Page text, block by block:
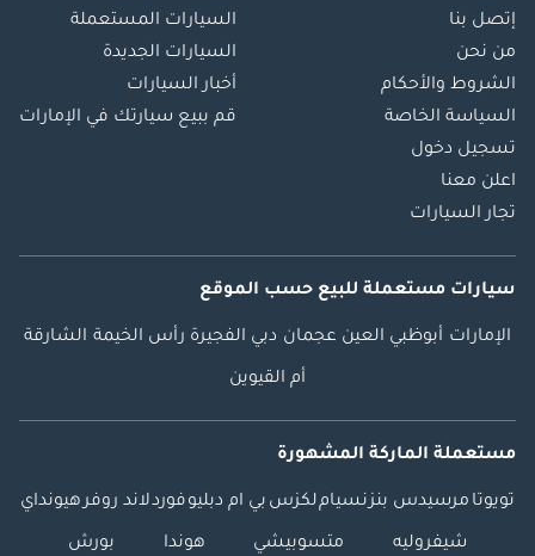
إتصل بنا
من نحن
الشروط والأحكام
السياسة الخاصة
تسجيل دخول
اعلن معنا
تجار السيارات
السيارات المستعملة
السيارات الجديدة
أخبار السيارات
قم ببيع سيارتك في الإمارات
سيارات مستعملة للبيع حسب الموقع
الإمارات أبوظبي العين عجمان دبي الفجيرة رأس الخيمة الشارقة
أم القيوين
مستعملة الماركة المشهورة
تويوتا مرسيدس بنزنسياملكزس بي ام دبليوفوردلاند روفرهيونداي
شيفروليه متسوبيشي هوندا بورش